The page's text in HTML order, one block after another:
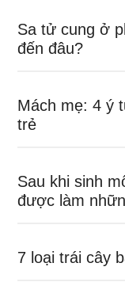
Sa tử cung ở
đến đâu?
Mách mẹ: 4 ý
trẻ
Sau khi sinh
được làm
7 loại trái cây